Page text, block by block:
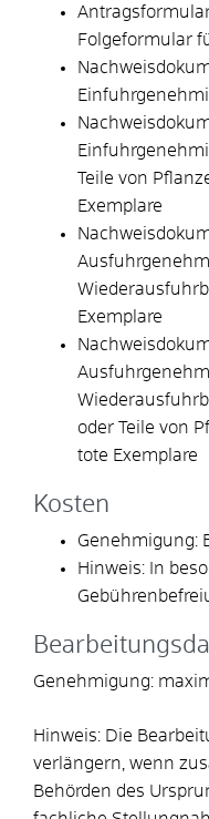
Folgeformular
Teile von
Exemplare
Exemplare
oder Teile von
tote Exemplare
Kosten
Genehmigung:
Hinweis: In
Genehmigung:
Hinweis: Die
verlängern, wenn
Behörden des